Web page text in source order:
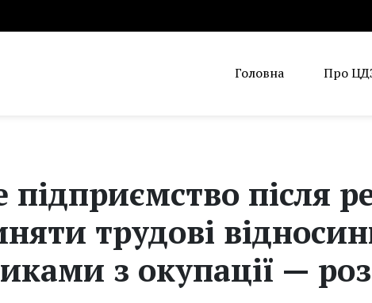
Головна Про
після
трудові
з окупації —